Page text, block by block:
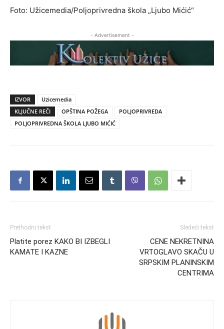
Foto: Užicemedia/Poljoprivredna škola „Ljubo Mićić“
- Advertisement -
IZVOR
Uzicemedia
KLJUČNE REČI
OPŠTINA POŽEGA
POLJOPRIVREDA
POLJOPRIVREDNA ŠKOLA LJUBO MIĆIĆ
Prethodni tekst
Platite porez KAKO BI IZBEGLI
KAMATE I KAZNE
Sledeći tekst
CENE NEKRETNINA
VRTOGLAVO SKAČU U
SRPSKIM PLANINSKIM
CENTRIMA